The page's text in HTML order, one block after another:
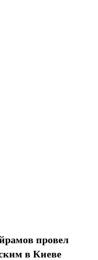
провел
в Киеве